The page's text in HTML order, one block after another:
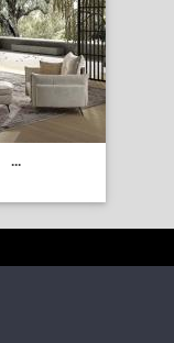
...